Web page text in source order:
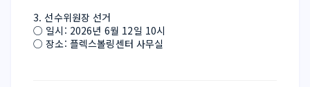
3. 선수위원장 선거
○ 일시: 2026년 6월 12일 10시
○ 장소: 플렉스볼링센터 사무실